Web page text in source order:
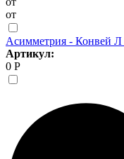
от
Асимметрия - Конвей
Артикул:
0 Р